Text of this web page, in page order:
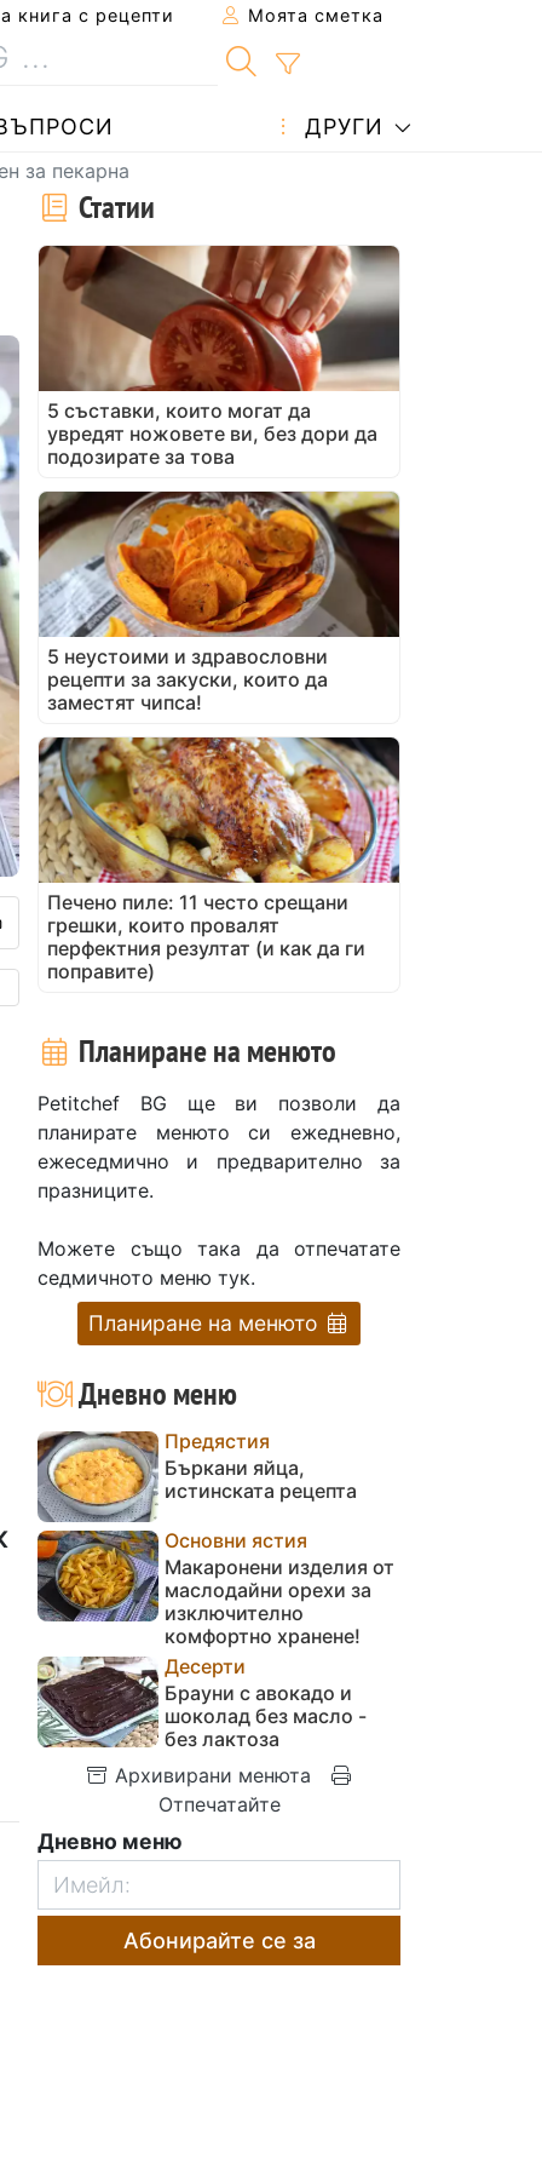
книга с рецепти Моята сметка
ДРУГИ
за пекарна
Статии
5 съставки, които могат да
увредят ножовете ви, без дори да
подозирате за това
5 неустоими и здравословни
рецепти за закуски, които да
заместят чипса!
Печено пиле: 11 често срещани
грешки, които провалят
перфектния резултат (и как да ги
поправите)
Планиране на менюто
Petitchef BG ще ви позволи да
планирате менюто си ежедневно,
ежеседмично и предварително за
празниците.
Можете също така да отпечатате
седмичното меню тук.
Планиране на менюто
Дневно меню
Предястия
Бъркани яйца,
истинската рецепта
Основни ястия
Макаронени изделия от
маслодайни орехи за
изключително
комфортно хранене!
Десерти
Брауни с авокадо и
шоколад без масло -
без лактоза
Архивирани менюта
Отпечатайте
Дневно меню
Абонирайте се за